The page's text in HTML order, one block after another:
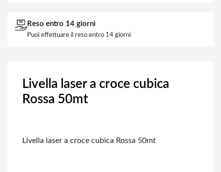
Reso entro 14 giorni
Puoi effettuare il reso entro 14 giorni
Livella laser a croce cubica
Rossa 50mt
Livella laser a croce cubica Rossa 50mt